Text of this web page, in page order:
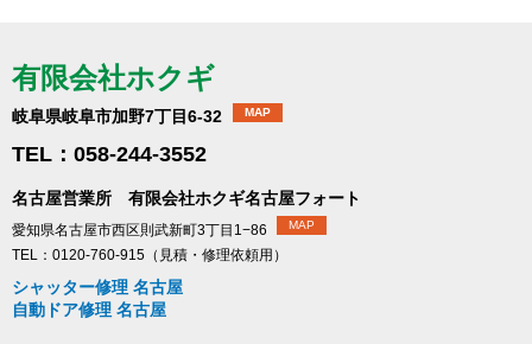
有限会社ホクギ
岐阜県岐阜市加野7丁目6-32 MAP
TEL：058-244-3552
名古屋営業所 有限会社ホクギ名古屋フォート
愛知県名古屋市西区則武新町3丁目1−86 MAP
TEL：0120-760-915（見積・修理依頼用）
シャッター修理 名古屋
自動ドア修理 名古屋